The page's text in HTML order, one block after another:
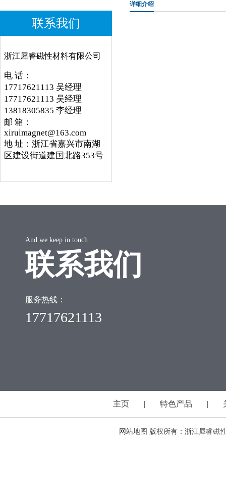
联系我们
浙江犀睿磁性材料有限公司
电 话：
17717621113 吴经理
17717621113 吴经理
13818305835 李经理
邮 箱：
xiruimagnet@163.com
地 址：浙江省嘉兴市南湖
区建设街道建国北路353号
详细介绍
And we keep in touch
联系我们
服务热线：
17717621113
主页 | 特色产品 |
网站地图 版权所有：浙江犀睿